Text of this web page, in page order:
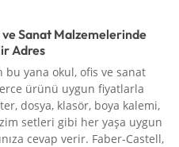
ve Sanat Malzemelerinde
Adres
bu yana okul, ofis ve sanat
ürünü uygun fiyatlarla
dosya, klasör, boya kalemi,
setleri gibi her yaşa uygun
cevap verir. Faber-Castell,